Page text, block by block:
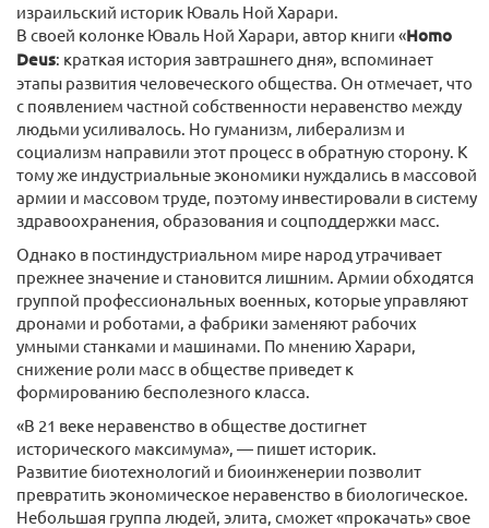
израильский историк Юваль Ной Харари.
В своей колонке Юваль Ной Харари, автор книги «Homo
Deus: краткая история завтрашнего дня», вспоминает
этапы развития человеческого общества. Он отмечает, что
с появлением частной собственности неравенство между
людьми усиливалось. Но гуманизм, либерализм и
социализм направили этот процесс в обратную сторону. К
тому же индустриальные экономики нуждались в массовой
армии и массовом труде, поэтому инвестировали в систему
здравоохранения, образования и соцподдержки масс.
Однако в постиндустриальном мире народ утрачивает
прежнее значение и становится лишним. Армии обходятся
группой профессиональных военных, которые управляют
дронами и роботами, а фабрики заменяют рабочих
умными станками и машинами. По мнению Харари,
снижение роли масс в обществе приведет к
формированию бесполезного класса.
«В 21 веке неравенство в обществе достигнет
исторического максимума», — пишет историк.
Развитие биотехнологий и биоинженерии позволит
превратить экономическое неравенство в биологическое.
Небольшая группа людей, элита, сможет «прокачать» свое